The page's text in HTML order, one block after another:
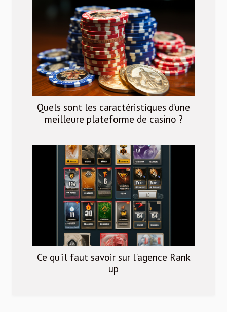
Quels sont les caractéristiques d’une
meilleure plateforme de casino ?
Ce qu'il faut savoir sur l'agence Rank
up